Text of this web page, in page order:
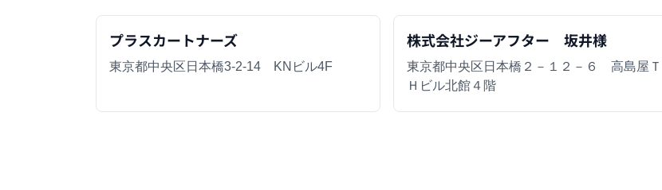
プラスカートナーズ
東京都中央区日本橋3-2-14 KNビル4F
株式会社ジーアフター 坂井様
東京都中央区日本橋２－１２－６ 高島屋Ｔ
Ｈビル北館４階